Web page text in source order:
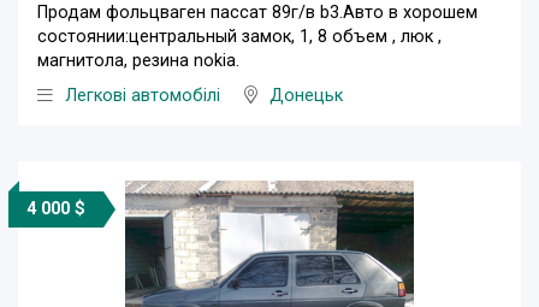
Продам фольцваген пассат 89г/в b3.Авто в хорошем
состоянии:центральный замок, 1, 8 объем , люк ,
магнитола, резина nokia.
Легкові автомобілі
Донецьк
4 000 $